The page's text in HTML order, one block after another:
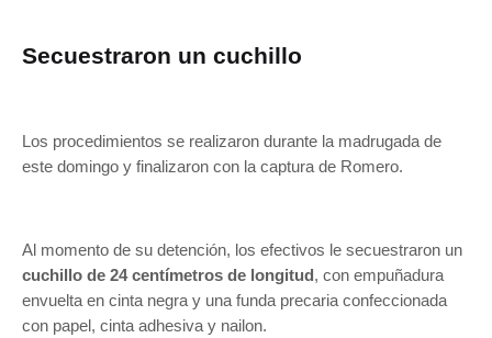
Secuestraron un cuchillo
Los procedimientos se realizaron durante la madrugada de
este domingo y finalizaron con la captura de Romero.
Al momento de su detención, los efectivos le secuestraron un
cuchillo de 24 centímetros de longitud, con empuñadura
envuelta en cinta negra y una funda precaria confeccionada
con papel, cinta adhesiva y nailon.